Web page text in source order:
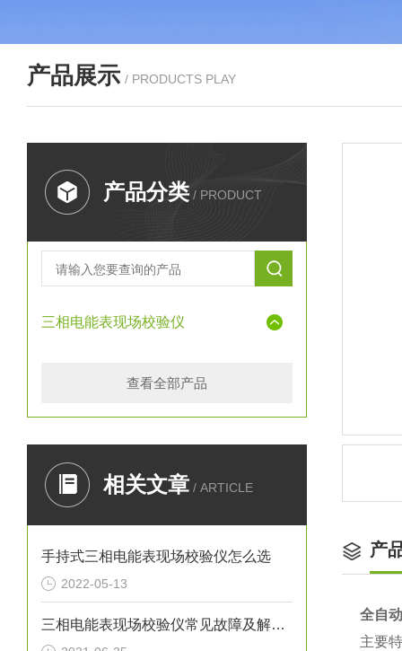
产品展示 / PRODUCTS PLAY
产品分类 / PRODUCT
三相电能表现场校验仪
查看全部产品
相关文章 / ARTICLE
手持式三相电能表现场校验仪怎么选
2022-05-13
三相电能表现场校验仪常见故障及解决方法
产
全自
主要